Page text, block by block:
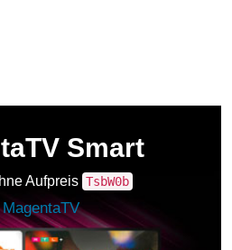
Smart
Aufpreis TsbW0b